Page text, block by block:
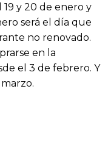
y 20 de enero y
será el día que
no renovado.
en la
el 3 de febrero. Y